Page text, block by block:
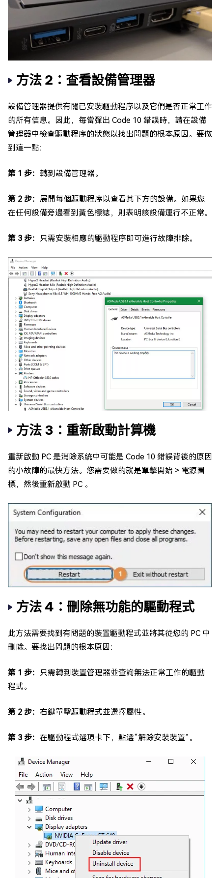
方法 2：查看設備管理器
設備管理器提供有關已安裝驅動程序以及它們是否正常工作
的所有信息。因此，每當彈出 Code 10 錯誤時，請在設備
管理器中檢查驅動程序的狀態以找出問題的根本原因。要做
到這一點：
第 1 步： 轉到設備管理器。
第 2 步： 展開每個驅動程序以查看其下方的設備。如果您
在任何設備旁邊看到黃色標誌，則表明該設備運行不正常。
第 3 步： 只需安裝相應的驅動程序即可進行故障排除。
方法 3：重新啟動計算機
重新啟動 PC 是消除系統中可能是 Code 10 錯誤背後的原因
的小故障的最快方法。您需要做的就是單擊開始 > 電源圖
標，然後重新啟動 PC 。
方法 4：刪除無功能的驅動程式
此方法需要找到有問題的裝置驅動程式並將其從您的 PC 中
刪除。要找出問題的根本原因：
第 1 步： 只需轉到裝置管理器並查詢無法正常工作的驅動
程式。
第 2 步： 右鍵單擊驅動程式並選擇屬性。
第 3 步： 在驅動程式選項卡下，點選“解除安裝裝置”。